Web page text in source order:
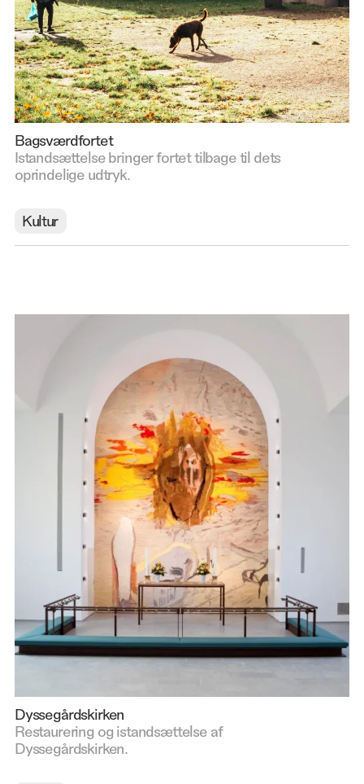
Sundhedshuse
Sygehuse
Bygherrerådgivning
DGNB
Indretning & Adfærd
Kulturarv
Landskab
Restaurering
Transformation
Bagsværdfortet
Istandsættelse bringer fortet tilbage til dets
oprindelige udtryk.
Kultur
Dyssegårdskirken
Restaurering og istandsættelse af
Dyssegårdskirken.